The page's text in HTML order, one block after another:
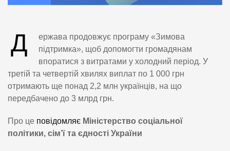
Д
ержава продовжує програму «Зимова
підтримка», щоб допомогти громадянам
впоратися з витратами у холодний період. У
третій та четвертій хвилях виплат по 1 000 грн
отримають ще понад 2,2 млн українців, на що
передбачено до 3 млрд грн.
Про це повідомляє Міністерство соціальної
політики, сім’ї та єдності України